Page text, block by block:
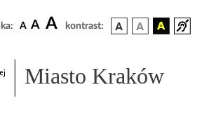
A A A kontrast:
Miasto Kraków